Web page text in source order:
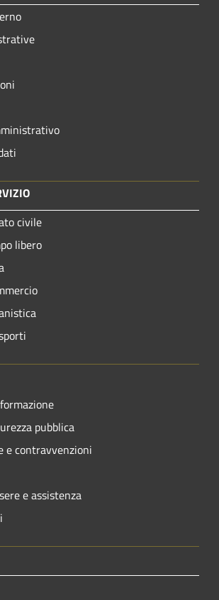
civile
libero
pubblica
e contravvenzioni
e assistenza